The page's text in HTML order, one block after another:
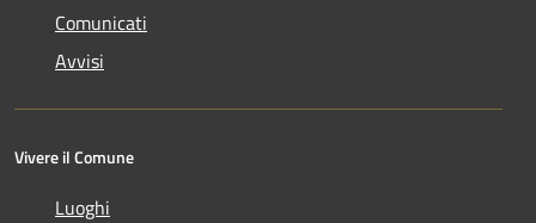
Comunicati
Avvisi
Vivere il Comune
Luoghi